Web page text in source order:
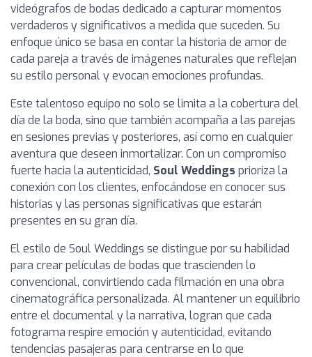
videógrafos de bodas dedicado a capturar momentos
verdaderos y significativos a medida que suceden. Su
enfoque único se basa en contar la historia de amor de
cada pareja a través de imágenes naturales que reflejan
su estilo personal y evocan emociones profundas.
Este talentoso equipo no solo se limita a la cobertura del
día de la boda, sino que también acompaña a las parejas
en sesiones previas y posteriores, así como en cualquier
aventura que deseen inmortalizar. Con un compromiso
fuerte hacia la autenticidad, Soul Weddings prioriza la
conexión con los clientes, enfocándose en conocer sus
historias y las personas significativas que estarán
presentes en su gran día.
El estilo de Soul Weddings se distingue por su habilidad
para crear películas de bodas que trascienden lo
convencional, convirtiendo cada filmación en una obra
cinematográfica personalizada. Al mantener un equilibrio
entre el documental y la narrativa, logran que cada
fotograma respire emoción y autenticidad, evitando
tendencias pasajeras para centrarse en lo que